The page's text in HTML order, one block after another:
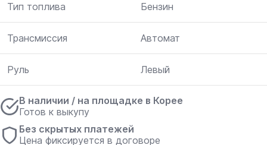
Тип топлива Бензин
Трансмиссия Автомат
Руль Левый
В наличии / на площадке в Корее
Готов к выкупу
Без скрытых платежей
Цена фиксируется в договоре